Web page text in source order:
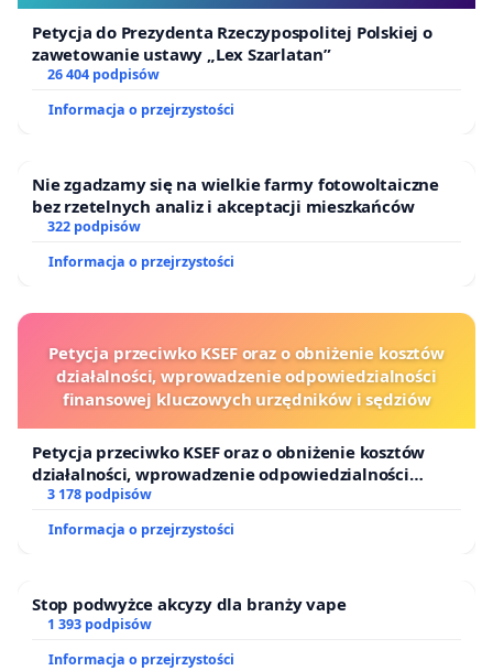
Petycja do Prezydenta Rzeczypospolitej Polskiej o
zawetowanie ustawy „Lex Szarlatan”
26 404 podpisów
Informacja o przejrzystości
Nie zgadzamy się na wielkie farmy fotowoltaiczne
bez rzetelnych analiz i akceptacji mieszkańców
322 podpisów
Informacja o przejrzystości
Petycja przeciwko KSEF oraz o obniżenie kosztów
działalności, wprowadzenie odpowiedzialności
finansowej kluczowych urzędników i sędziów
Petycja przeciwko KSEF oraz o obniżenie kosztów
działalności, wprowadzenie odpowiedzialności
finansowej kluczowych urzędników i sędziów
3 178 podpisów
Informacja o przejrzystości
Stop podwyżce akcyzy dla branży vape
1 393 podpisów
Informacja o przejrzystości